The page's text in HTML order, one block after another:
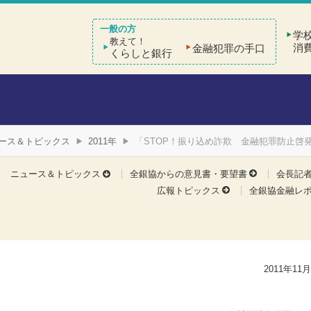
教えて！
くらしと銀行 金融犯罪の手口
学
消
ス＆トピックス 2011年 「STOP！振り込め詐欺 金融犯罪防止啓
ニュース＆トピックス 全銀協からの意見書・要望書
会長記
広報トピックス
全銀協金融レ
2011年11